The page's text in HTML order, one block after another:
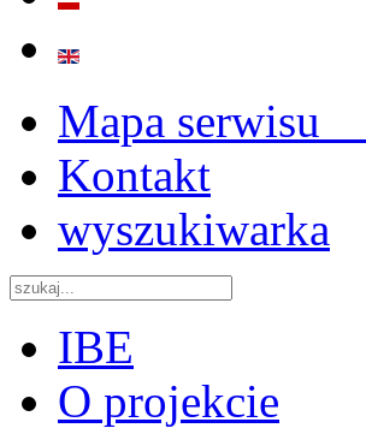
Mapa
Kontakt
wyszukiwarka
IBE
O projekcie